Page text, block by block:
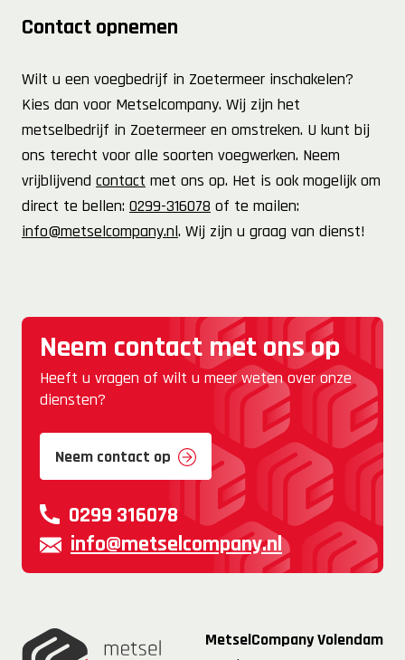
Contact opnemen
Wilt u een voegbedrijf in Zoetermeer inschakelen?
Kies dan voor Metselcompany. Wij zijn het
metselbedrijf in Zoetermeer en omstreken. U kunt bij
ons terecht voor alle soorten voegwerken. Neem
vrijblijvend contact met ons op. Het is ook mogelijk om
direct te bellen: 0299-316078 of te mailen:
info@metselcompany.nl. Wij zijn u graag van dienst!
Neem contact met ons op
Heeft u vragen of wilt u meer weten over onze
diensten?
Neem contact op
0299 316078
info@metselcompany.nl
MetselCompany Volendam